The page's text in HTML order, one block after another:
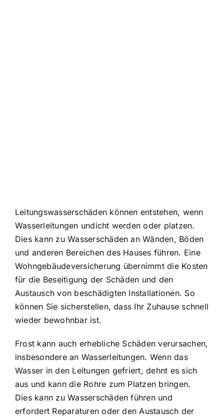
Leitungswasserschäden können entstehen, wenn
Wasserleitungen undicht werden oder platzen.
Dies kann zu Wasserschäden an Wänden, Böden
und anderen Bereichen des Hauses führen. Eine
Wohngebäudeversicherung übernimmt die Kosten
für die Beseitigung der Schäden und den
Austausch von beschädigten Installationen. So
können Sie sicherstellen, dass Ihr Zuhause schnell
wieder bewohnbar ist.
Frost kann auch erhebliche Schäden verursachen,
insbesondere an Wasserleitungen. Wenn das
Wasser in den Leitungen gefriert, dehnt es sich
aus und kann die Rohre zum Platzen bringen.
Dies kann zu Wasserschäden führen und
erfordert Reparaturen oder den Austausch der